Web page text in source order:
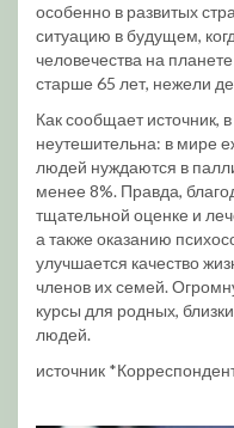
особенно в развитых
ситуацию в будущем,
человечества на
старше 65 лет, нежели
Как сообщает источник,
неутешительна: в мире
людей нуждаются в
менее 8%. Правда,
тщательной оценке и
а также оказанию
улучшается качество
членов их семей.
курсы для родных,
людей.
источник